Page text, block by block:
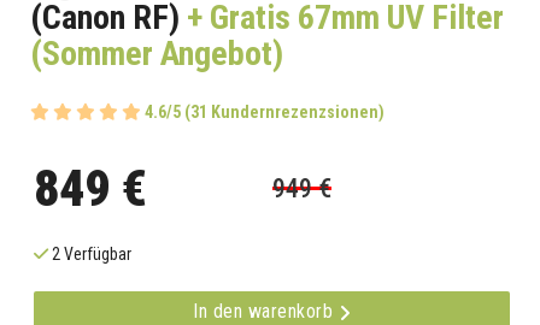
(Canon RF) + Gratis 67mm UV Filter
(Sommer Angebot)
4.6/5 (31 Kundernrezenzsionen)
849 € 949 €
2 Verfügbar
In den warenkorb